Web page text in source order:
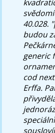
40.028.
budou
generic
cod
Erffa.